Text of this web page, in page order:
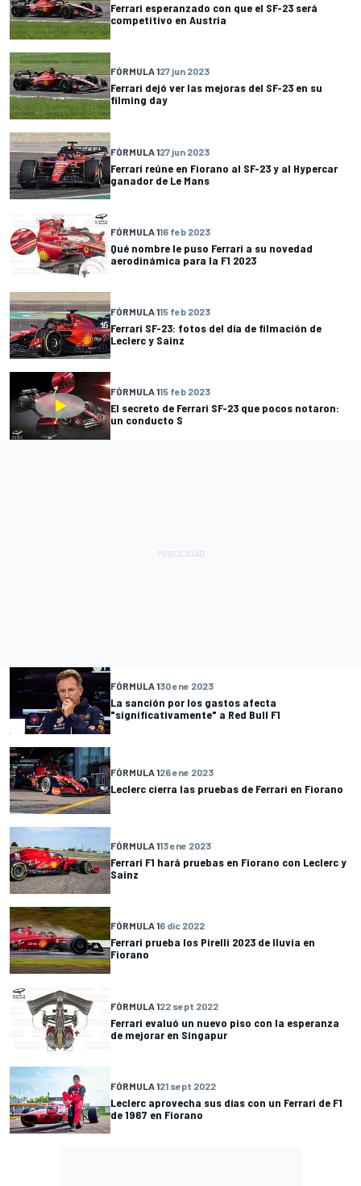
Ferrari esperanzado con que el SF-23 será
competitivo en Austria
FÓRMULA 127 jun 2023
Ferrari dejó ver las mejoras del SF-23 en su
filming day
FÓRMULA 127 jun 2023
Ferrari reúne en Fiorano al SF-23 y al Hypercar
ganador de Le Mans
FÓRMULA 116 feb 2023
Qué nombre le puso Ferrari a su novedad
aerodinámica para la F1 2023
FÓRMULA 115 feb 2023
Ferrari SF-23: fotos del día de filmación de
Leclerc y Sainz
FÓRMULA 115 feb 2023
El secreto de Ferrari SF-23 que pocos notaron:
un conducto S
FÓRMULA 130 ene 2023
La sanción por los gastos afecta
"significativamente" a Red Bull F1
FÓRMULA 126 ene 2023
Leclerc cierra las pruebas de Ferrari en Fiorano
FÓRMULA 113 ene 2023
Ferrari F1 hará pruebas en Fiorano con Leclerc y
Sainz
FÓRMULA 16 dic 2022
Ferrari prueba los Pirelli 2023 de lluvia en
Fiorano
FÓRMULA 122 sept 2022
Ferrari evaluó un nuevo piso con la esperanza
de mejorar en Singapur
FÓRMULA 121 sept 2022
Leclerc aprovecha sus días con un Ferrari de F1
de 1967 en Fiorano